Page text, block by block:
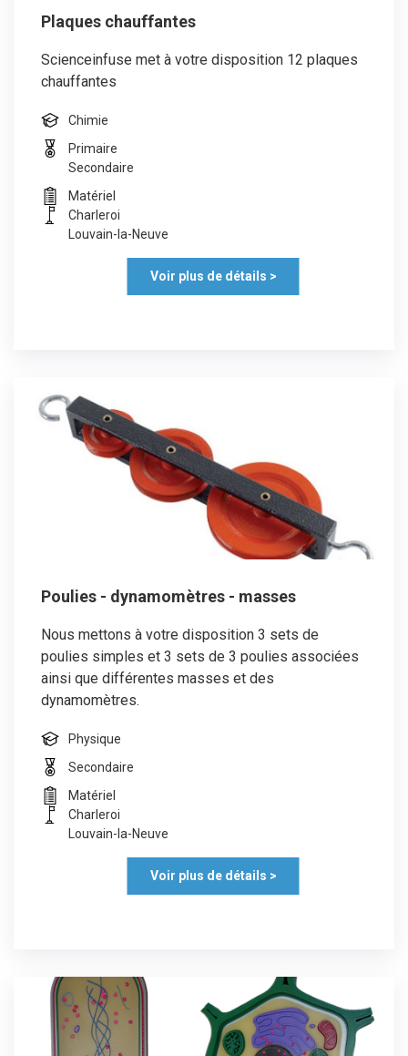
Plaques chauffantes
Scienceinfuse met à votre disposition 12 plaques
chauffantes
Chimie
Primaire
Secondaire
Matériel
Charleroi
Louvain-la-Neuve
Voir plus de détails >
Poulies - dynamomètres - masses
Nous mettons à votre disposition 3 sets de
poulies simples et 3 sets de 3 poulies associées
ainsi que différentes masses et des
dynamomètres.
Physique
Secondaire
Matériel
Charleroi
Louvain-la-Neuve
Voir plus de détails >